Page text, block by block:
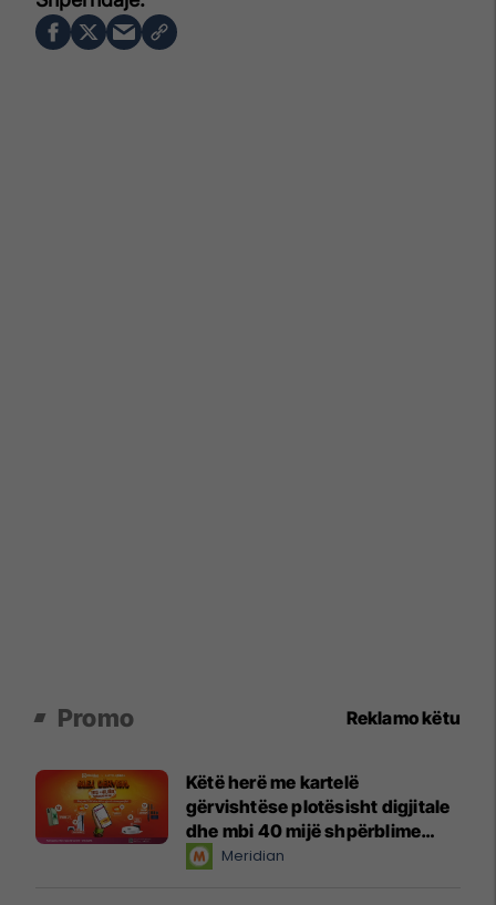
Promo Reklamo këtu
Këtë herë me kartelë
gërvishtëse plotësisht digjitale
dhe mbi 40 mijë shpërblime
instant!Meridian